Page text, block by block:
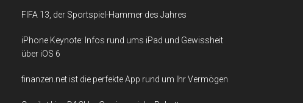
FIFA 13, der Sportspiel-Hammer des Jahres
iPhone Keynote: Infos rund ums iPad und Gewissheit
über iOS 6
finanzen.net ist die perfekte App rund um Ihr Vermögen